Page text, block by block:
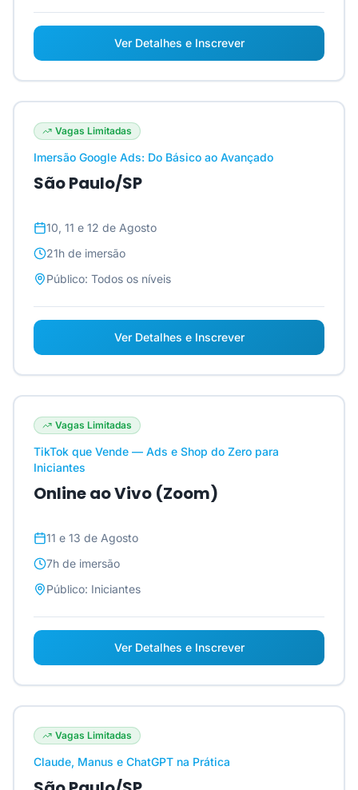
Ver Detalhes e Inscrever
Vagas Limitadas
Imersão Google Ads: Do Básico ao Avançado
São Paulo/SP
10, 11 e 12 de Agosto
21h de imersão
Público: Todos os níveis
Ver Detalhes e Inscrever
Vagas Limitadas
TikTok que Vende — Ads e Shop do Zero para
Iniciantes
Online ao Vivo (Zoom)
11 e 13 de Agosto
7h de imersão
Público: Iniciantes
Ver Detalhes e Inscrever
Vagas Limitadas
Claude, Manus e ChatGPT na Prática